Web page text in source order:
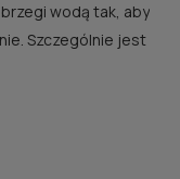
wodą tak, aby
Szczególnie jest